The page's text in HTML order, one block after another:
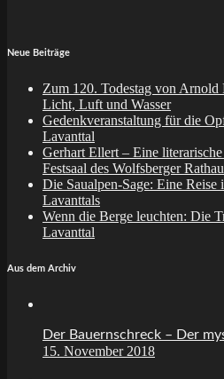
Neue Beiträge
Zum 120. Todestag von
Licht, Luft und Wasser
Gedenkveranstaltung für die
Lavanttal
Gerhart Ellert – Eine
Festsaal des Wolfsberger
Die Saualpen-Sage: Eine Reise
Lavanttals
Wenn die Berge leuchten: Die
Lavanttal
Aus dem Archiv
Der Bauernschreck – Der
15. November 2018